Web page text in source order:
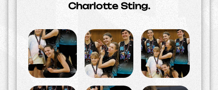
Charlotte Sting.